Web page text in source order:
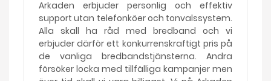
Arkaden erbjuder personlig och effektiv
support utan telefonköer och tonvalssystem.
Alla skall ha råd med bredband och vi
erbjuder därför ett konkurrenskraftigt pris på
de vanliga bredbandstjänsterna. Andra
försöker locka med tillfälliga kampanjer men